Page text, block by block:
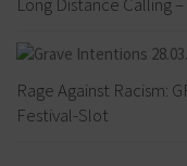
Rage Against Racism:
Festival-Slot